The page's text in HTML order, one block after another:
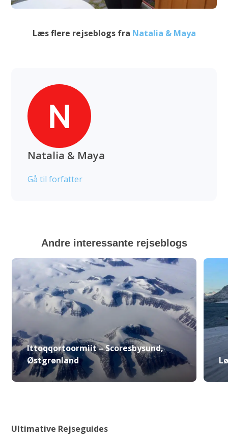
Læs flere rejseblogs fra Natalia & Maya
Natalia & Maya
Gå til forfatter
Andre interessante rejseblogs
Ittoqqortoormiit – Scoresbysund,
Østgrønland
Ultimative Rejseguides